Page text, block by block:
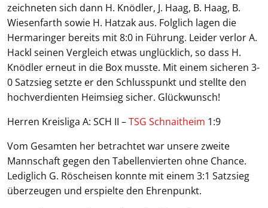
zeichneten sich dann H. Knödler, J. Haag, B. Haag, B.
Wiesenfarth sowie H. Hatzak aus. Folglich lagen die
Hermaringer bereits mit 8:0 in Führung. Leider verlor A.
Hackl seinen Vergleich etwas unglücklich, so dass H.
Knödler erneut in die Box musste. Mit einem sicheren 3-
0 Satzsieg setzte er den Schlusspunkt und stellte den
hochverdienten Heimsieg sicher. Glückwunsch!
Herren Kreisliga A: SCH II –TSG Schnaitheim 1:9
Vom Gesamten her betrachtet war unsere zweite
Mannschaft gegen den Tabellenvierten ohne Chance.
Lediglich G. Röscheisen konnte mit einem 3:1 Satzsieg
überzeugen und erspielte den Ehrenpunkt.